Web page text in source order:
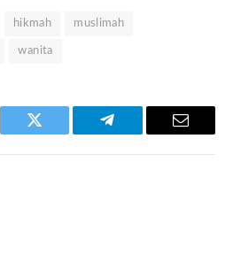
hikmah muslimah
wanita
Twitter Telegram Email